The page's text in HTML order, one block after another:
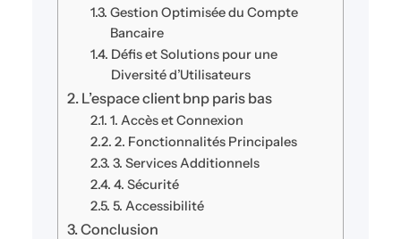
Gestion Optimisée du Compte
Bancaire
Défis et Solutions pour une
Diversité d’Utilisateurs
L’espace client bnp paris bas
1. Accès et Connexion
2. Fonctionnalités Principales
3. Services Additionnels
4. Sécurité
5. Accessibilité
Conclusion